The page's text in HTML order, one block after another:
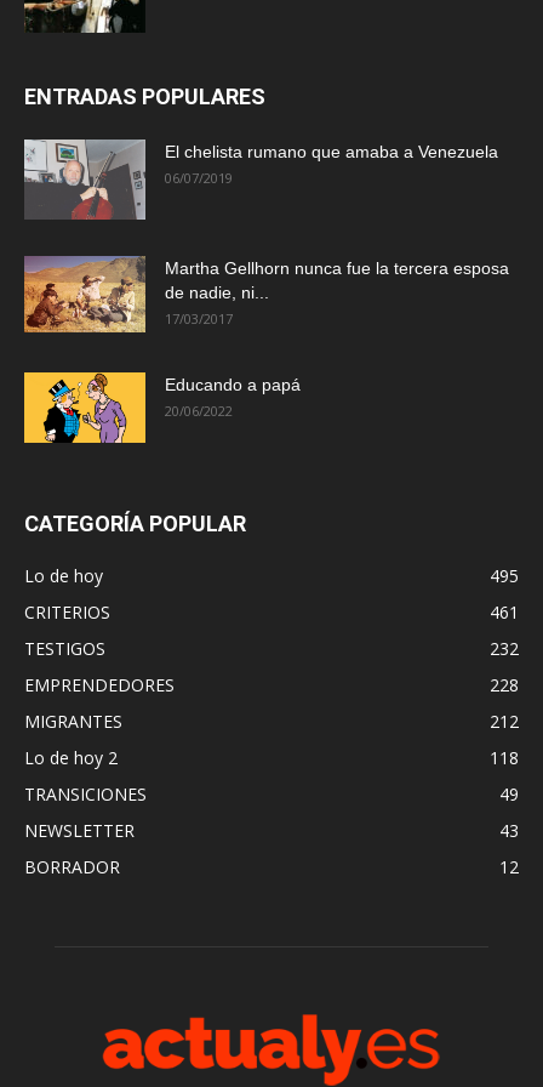
ENTRADAS POPULARES
El chelista rumano que amaba a Venezuela
06/07/2019
Martha Gellhorn nunca fue la tercera esposa
de nadie, ni...
17/03/2017
Educando a papá
20/06/2022
CATEGORÍA POPULAR
Lo de hoy
495
CRITERIOS
461
TESTIGOS
232
EMPRENDEDORES
228
MIGRANTES
212
Lo de hoy 2
118
TRANSICIONES
49
NEWSLETTER
43
BORRADOR
12